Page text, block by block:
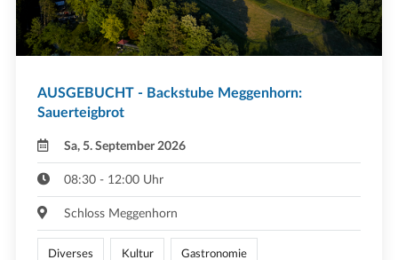
AUSGEBUCHT - Backstube Meggenhorn:
Sauerteigbrot
Sa, 5. September 2026
08:30 - 12:00 Uhr
Schloss Meggenhorn
Diverses Kultur Gastronomie